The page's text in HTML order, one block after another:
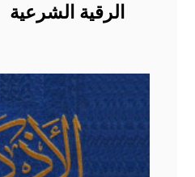
الرقية الشرعية